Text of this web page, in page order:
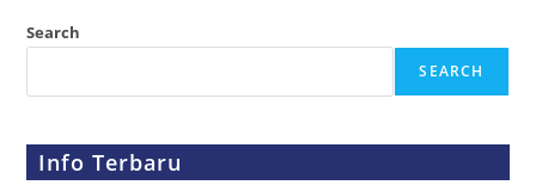
Search
SEARCH
Info Terbaru